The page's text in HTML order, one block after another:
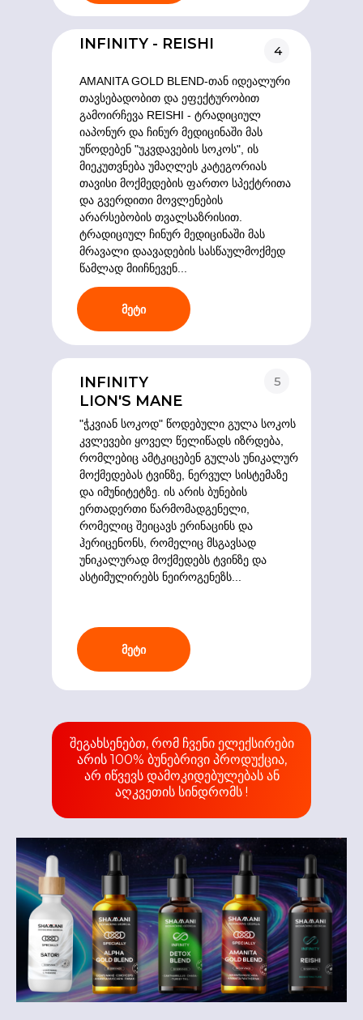
AMANITA GOLD BLEND-თან იდეალური
თავსებადობით და ეფექტურობით
გამოირჩევა REISHI - ტრადიციულ
იაპონურ და ჩინურ მედიცინაში მას
უწოდებენ "უკვდავების სოკოს", ის
მიეკუთვნება უმაღლეს კატეგორიას
თავისი მოქმედების ფართო სპექტრითა
და გვერდითი მოვლენების
არარსებობის თვალსაზრისით.
ტრადიციულ ჩინურ მედიცინაში მას
მრავალი დაავადების სასწაულმოქმედ
წამლად მიიჩნევენ...
INFINITY - REISHI
მეტი
4
"ჭკვიან სოკოდ" წოდებული გულა სოკოს
კვლევები ყოველ წელიწადს იზრდება,
რომლებიც ამტკიცებენ გულას უნიკალურ
მოქმედებას ტვინზე, ნერვულ სისტემაზე
და იმუნიტეტზე. ის არის ბუნების
ერთადერთი წარმომადგენელი,
რომელიც შეიცავს ერინაცინს და
ჰერიცენონს, რომელიც მსგავსად
უნიკალურად მოქმედებს ტვინზე და
ასტიმულირებს ნეიროგენეზს...
INFINITY
LION'S MANE
მეტი
5
შეგახსენებთ, რომ ჩვენი ელექსირები
არის 100% ბუნებრივი პროდუქცია,
არ იწვევს დამოკიდებულებას ან
აღკვეთის სინდრომს !